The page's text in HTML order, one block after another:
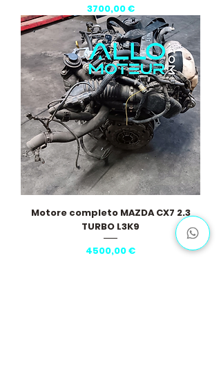
Prezzo
3700,00 €
Motore completo MAZDA CX7 2.3
TURBO L3K9
Prezzo
4500,00 €